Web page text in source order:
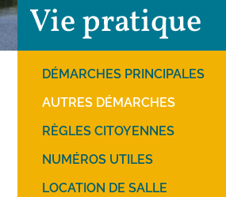
Vie pratique
DÉMARCHES PRINCIPALES
AUTRES DÉMARCHES
RÈGLES CITOYENNES
NUMÉROS UTILES
LOCATION DE SALLE